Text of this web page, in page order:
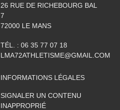
26 RUE DE RICHEBOURG BAL
7
72000 LE MANS
TÉL. : 06 35 77 07 18
LMA72ATHLETISME@GMAIL.COM
INFORMATIONS LÉGALES
SIGNALER UN CONTENU
INAPPROPRIÉ